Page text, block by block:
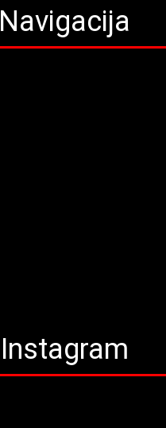
Navigacija
Instagram